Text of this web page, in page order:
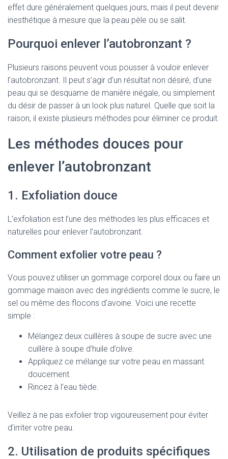
effet dure généralement quelques jours, mais il peut devenir
inesthétique à mesure que la peau pèle ou se salit.
Pourquoi enlever l’autobronzant ?
Plusieurs raisons peuvent vous pousser à vouloir enlever
l’autobronzant. Il peut s’agir d’un résultat non désiré, d’une
peau qui se desquame de manière inégale, ou simplement
du désir de passer à un look plus naturel. Quelle que soit la
raison, il existe plusieurs méthodes pour éliminer ce produit.
Les méthodes douces pour
enlever l’autobronzant
1. Exfoliation douce
L’exfoliation est l’une des méthodes les plus efficaces et
naturelles pour enlever l’autobronzant.
Comment exfolier votre peau ?
Vous pouvez utiliser un gommage corporel doux ou faire un
gommage maison avec des ingrédients comme le sucre, le
sel ou même des flocons d’avoine. Voici une recette
simple :
Mélangez deux cuillères à soupe de sucre avec une
cuillère à soupe d’huile d’olive.
Appliquez ce mélange sur votre peau en massant
doucement.
Rincez à l’eau tiède.
Veillez à ne pas exfolier trop vigoureusement pour éviter
d’irriter votre peau.
2. Utilisation de produits spécifiques